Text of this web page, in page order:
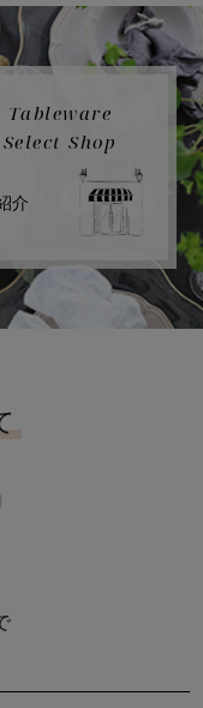
Tableware
Select Shop
介